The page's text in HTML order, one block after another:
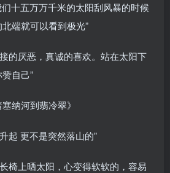
十五万万千米的太阳刮风暴的时候
端就可以看到极光”
的厌恶，真诚的喜欢。站在太阳下
自己”
纳河到翡冷翠》
起 更不是突然落山的”
椅上晒太阳，心变得软软的，容易